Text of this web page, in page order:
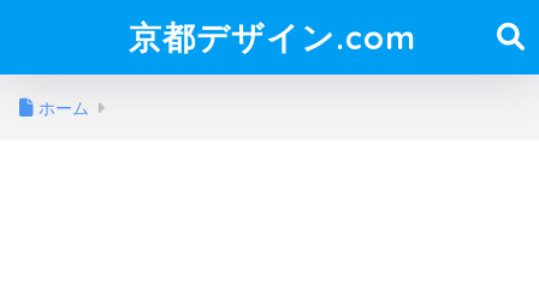
京都デザイン.com
ホーム